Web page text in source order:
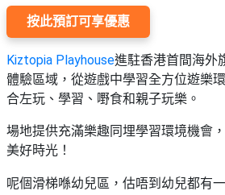
按此預訂可享優惠
Kiztopia Playhouse進駐香港首間海外
體驗區域，從遊戲中學習全方位遊樂
合左玩、學習、嘢食和親子玩樂。
場地提供充滿樂趣同埋學習環境機會
美好時光！
呢個滑梯喺幼兒區，估唔到幼兒都有